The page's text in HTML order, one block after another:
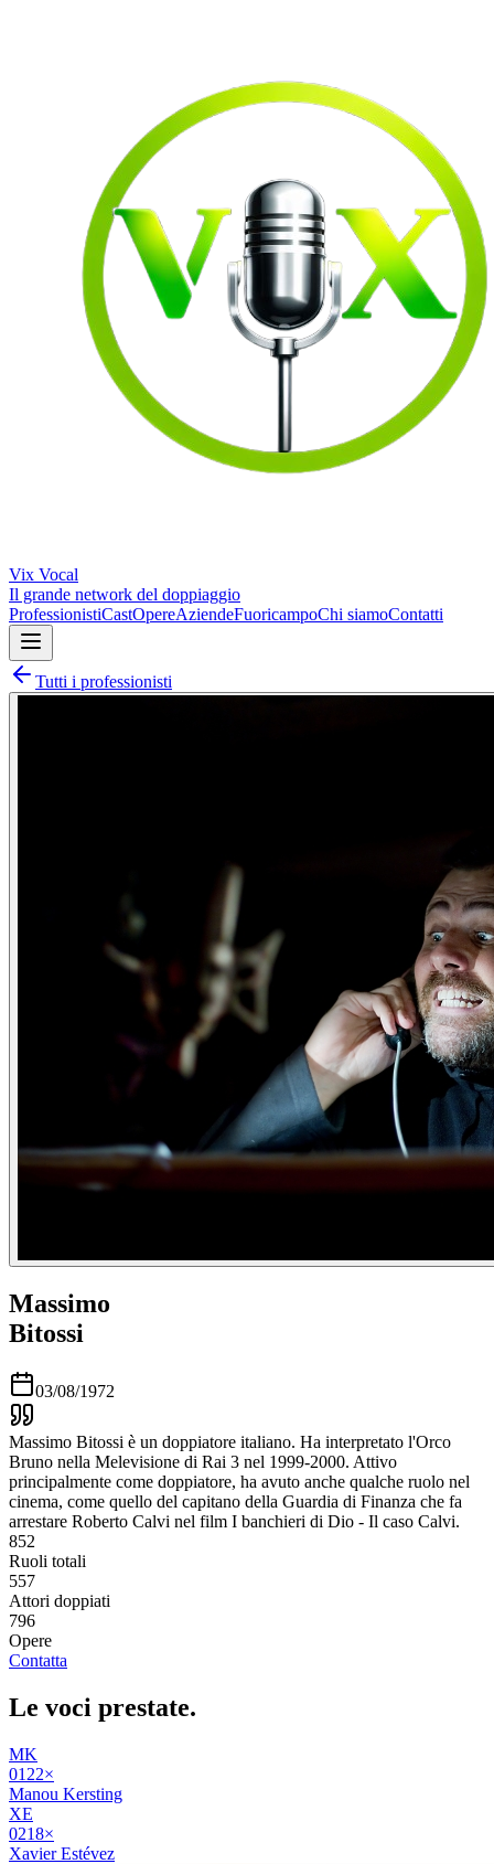
Vix Vocal
Il grande network del doppiaggio
ProfessionistiCastOpereAziendeFuoricampoChi siamoContatti
Tutti i professionisti
Massimo
Bitossi
03/08/1972
Massimo Bitossi è un doppiatore italiano. Ha interpretato l'Orco
Bruno nella Melevisione di Rai 3 nel 1999-2000. Attivo
principalmente come doppiatore, ha avuto anche qualche ruolo nel
cinema, come quello del capitano della Guardia di Finanza che fa
arrestare Roberto Calvi nel film I banchieri di Dio - Il caso Calvi.
852
Ruoli totali
557
Attori doppiati
796
Opere
Contatta
Le voci prestate.
MK
01 22×
Manou Kersting
XE
0218×
Xavier Estévez